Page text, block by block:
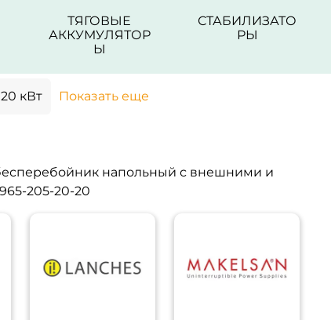
ТЯГОВЫЕ
АККУМУЛЯТОР
Ы
СТАБИЛИЗАТО
РЫ
кВт Показать еще
напольный с внешними и
205-20-20